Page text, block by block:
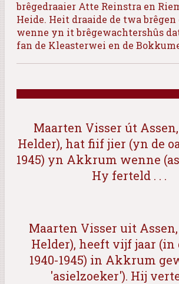
brêgedraaier Atte Reinstra en
Heide. Heit draaide de twa brêgen
wenne yn it brêgewachtershûs
fan de Kleasterwei en de
Maarten Visser út Assen,
Helder), hat fiif jier (yn de
1945) yn Akkrum wenne
Hy ferteld . . .
Maarten Visser uit
Helder), heeft vijf jaar (in
1940-1945) in Akkrum
'asielzoeker'). Hij